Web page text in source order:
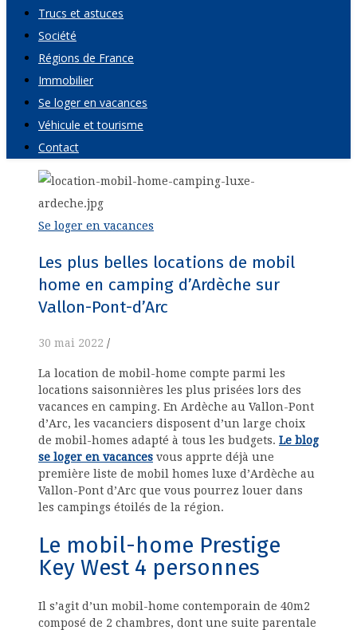
Trucs et astuces
Société
Régions de France
Immobilier
Se loger en vacances
Véhicule et tourisme
Contact
Se loger en vacances
Les plus belles locations de mobil
home en camping d’Ardèche sur
Vallon-Pont-d’Arc
30 mai 2022 /
La location de mobil-home compte parmi les
locations saisonnières les plus prisées lors des
vacances en camping. En Ardèche au Vallon-Pont
d’Arc, les vacanciers disposent d’un large choix
de mobil-homes adapté à tous les budgets. Le blog
se loger en vacances vous apprte déjà une
première liste de mobil homes luxe d’Ardèche au
Vallon-Pont d’Arc que vous pourrez louer dans
les campings étoilés de la région.
Le mobil-home Prestige
Key West 4 personnes
Il s’agit d’un mobil-home contemporain de 40m2
composé de 2 chambres, dont une suite parentale